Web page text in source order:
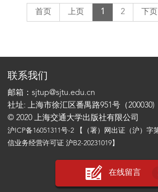
首页 上页 1 2 下页
联系我们
邮箱：sjtup@sjtu.edu.cn
社址: 上海市徐汇区番禺路951号（200030)
© 2020 上海交通大学出版社有限公司
沪ICP备16051311号-2 【（署）网出证（沪）字
信业务经营许可证 沪B2-20231019】
在线留言